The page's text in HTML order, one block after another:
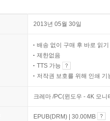
2013년 05월 30일
배송 없이 구매 후 바로 읽기
제한없음
TTS 가능
저작권 보호를 위해 인쇄 기
크레마 /PC(윈도우 - 4K 모
EPUB(DRM) | 30.00MB